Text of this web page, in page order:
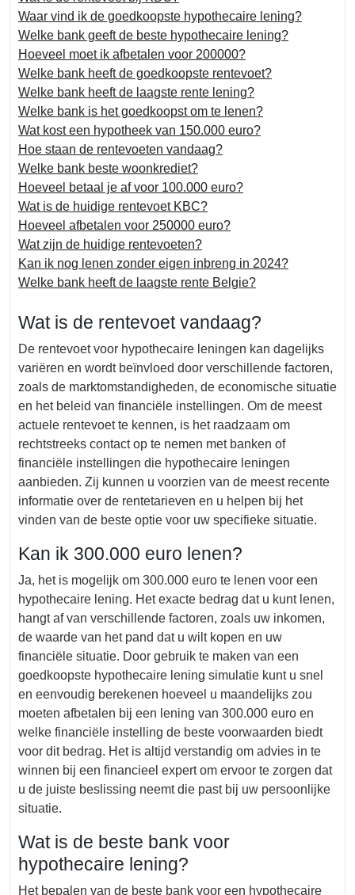
Waar vind ik de goedkoopste hypothecaire lening?
Welke bank geeft de beste hypothecaire lening?
Hoeveel moet ik afbetalen voor 200000?
Welke bank heeft de goedkoopste rentevoet?
Welke bank heeft de laagste rente lening?
Welke bank is het goedkoopst om te lenen?
Wat kost een hypotheek van 150.000 euro?
Hoe staan de rentevoeten vandaag?
Welke bank beste woonkrediet?
Hoeveel betaal je af voor 100.000 euro?
Wat is de huidige rentevoet KBC?
Hoeveel afbetalen voor 250000 euro?
Wat zijn de huidige rentevoeten?
Kan ik nog lenen zonder eigen inbreng in 2024?
Welke bank heeft de laagste rente Belgie?
Wat is de rentevoet vandaag?
De rentevoet voor hypothecaire leningen kan dagelijks
variëren en wordt beïnvloed door verschillende factoren,
zoals de marktomstandigheden, de economische situatie
en het beleid van financiële instellingen. Om de meest
actuele rentevoet te kennen, is het raadzaam om
rechtstreeks contact op te nemen met banken of
financiële instellingen die hypothecaire leningen
aanbieden. Zij kunnen u voorzien van de meest recente
informatie over de rentetarieven en u helpen bij het
vinden van de beste optie voor uw specifieke situatie.
Kan ik 300.000 euro lenen?
Ja, het is mogelijk om 300.000 euro te lenen voor een
hypothecaire lening. Het exacte bedrag dat u kunt lenen,
hangt af van verschillende factoren, zoals uw inkomen,
de waarde van het pand dat u wilt kopen en uw
financiële situatie. Door gebruik te maken van een
goedkoopste hypothecaire lening simulatie kunt u snel
en eenvoudig berekenen hoeveel u maandelijks zou
moeten afbetalen bij een lening van 300.000 euro en
welke financiële instelling de beste voorwaarden biedt
voor dit bedrag. Het is altijd verstandig om advies in te
winnen bij een financieel expert om ervoor te zorgen dat
u de juiste beslissing neemt die past bij uw persoonlijke
situatie.
Wat is de beste bank voor
hypothecaire lening?
Het bepalen van de beste bank voor een hypothecaire